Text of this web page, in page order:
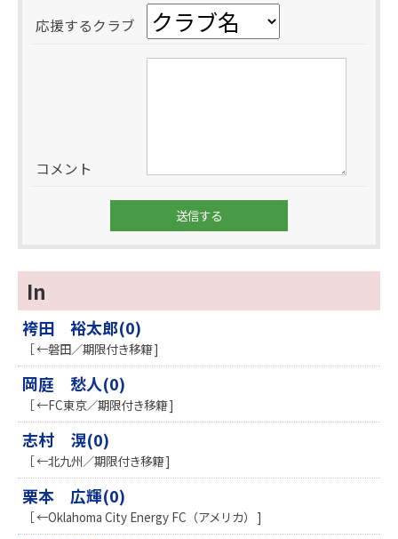
応援するクラブ
コメント
In
袴田 裕太郎(0)
［ ←磐田／期限付き移籍 ]
岡庭 愁人(0)
［ ←FC東京／期限付き移籍 ]
志村 滉(0)
［ ←北九州／期限付き移籍 ]
栗本 広輝(0)
［ ←Oklahoma City Energy FC（アメリカ） ]